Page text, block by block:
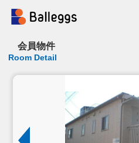
会員物件
Room Detail